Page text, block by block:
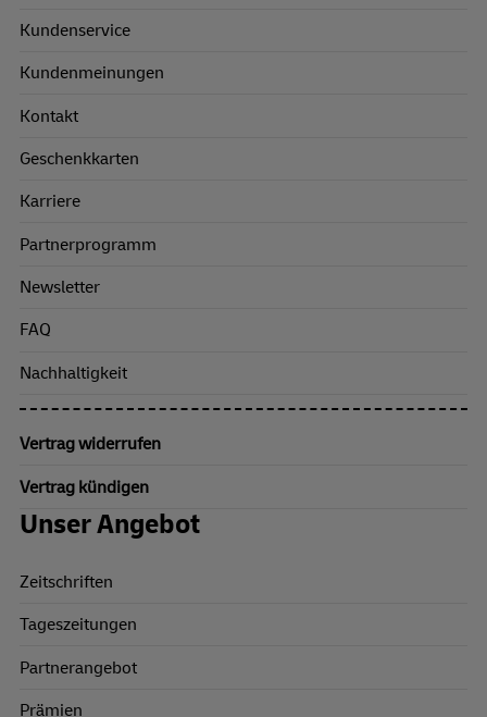
Kundenservice
Kundenmeinungen
Kontakt
Geschenkkarten
Karriere
Partnerprogramm
Newsletter
FAQ
Nachhaltigkeit
Vertrag widerrufen
Vertrag kündigen
Unser Angebot
Zeitschriften
Tageszeitungen
Partnerangebot
Prämien